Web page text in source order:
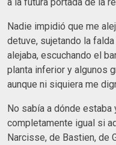
Nadie impidió que me
detuve, sujetando la
alejaba, escuchando el
planta inferior y algunos
aunque ni siquiera me
No sabía a dónde estaba
completamente igual si
Narcisse, de Bastien, de